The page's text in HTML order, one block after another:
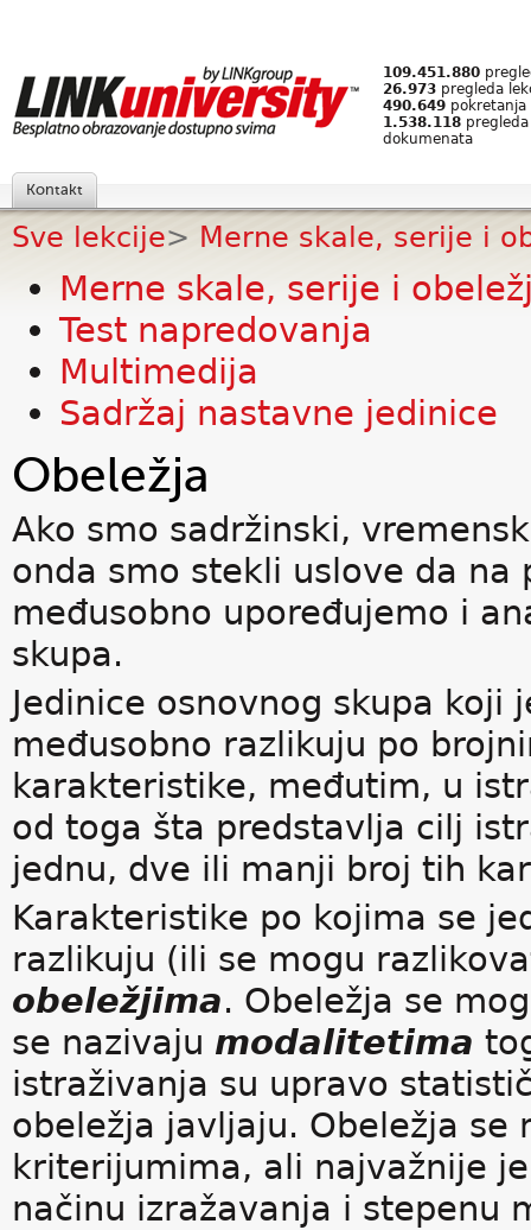
109.451.880
26.973 pregleda
490.649 pokretanja
1.538.118
dokumenata
Kontakt
Sve lekcije> Merne skale, serije i
Merne skale, serije i
Test napredovanja
Multimedija
Sadržaj nastavne jedinice
Obeležja
Ako smo sadržinski,
onda smo stekli uslove da
međusobno upoređujemo i
skupa.
Jedinice osnovnog skupa
međusobno razlikuju po
karakteristike, međutim, u
od toga šta predstavlja cilj
jednu, dve ili manji broj tih
Karakteristike po kojima se
razlikuju (ili se mogu
obeležjima. Obeležja se
se nazivaju modalitetima
istraživanja su upravo
obeležja javljaju. Obeležja
kriterijumima, ali najvažnije
načinu izražavanja i stepenu